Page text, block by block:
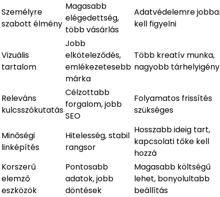
Személyre
szabott élmény
Magasabb
elégedettség,
több vásárlás
Adatvédelemre
kell figyelni
Vizuális
tartalom
Jobb
elköteleződés,
emlékezetesebb
márka
Több kreatív munka,
nagyobb tárhelyigény
Releváns
kulcsszókutatás
Célzottabb
forgalom, jobb
SEO
Folyamatos frissítés
szükséges
Minőségi
linképítés
Hitelesség, stabil
rangsor
Hosszabb ideig tart,
kapcsolati tőke kell
hozzá
Korszerű
elemző
eszközök
Pontosabb
adatok, jobb
döntések
Magasabb költségű
lehet, bonyolultabb
beállítás